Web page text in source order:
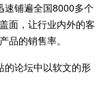
铺遍全国8000多个
面，让行业内外的客
品的销售率。
论坛中以软文的形